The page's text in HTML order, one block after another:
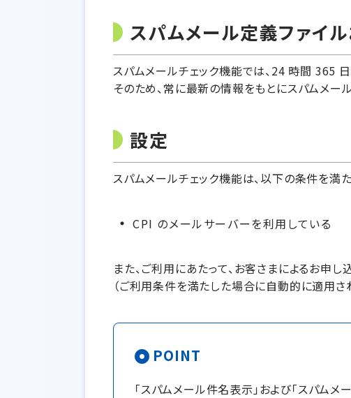
スパムメール定義ファイ
スパムメールチェック機能では、24 時間 365
そのため、常に最新の情報をもとにスパムメー
設定
スパムメールチェック機能は、以下の条件を満
CPI のメールサーバーを利用している
また、ご利用にあたって、お客さまによるお申
（ご利用条件を満たした場合に自動的に適用され
POINT
「スパムメール件名表示」および「スパム